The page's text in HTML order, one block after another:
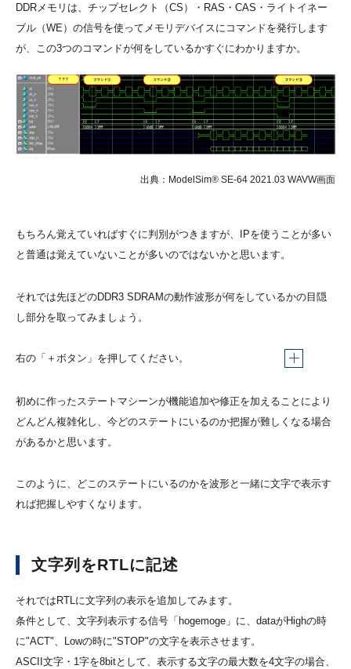
DDRメモリは、チップセレクト（CS）・RAS・CAS・ライトイネー
ブル（WE）の信号を使ってメモリデバイスにコマンドを発行します
が、この3つのコマンドが何をしているかすぐにわかりますか。
出典：ModelSim® SE-64 2021.03 WAVW画面
もちろん覚えていればすぐに判別がつきますが、IPを使うことが多い
と普通は覚えていないことが多いのではないかと思います。
それでは先ほどのDDR3 SDRAMの動作波形が何をしているかの目隠
し部分を取ってみましょう。
右の「＋ボタン」を押してください。
初めに作ったステートマシーンが機能追加や修正を加えることにより
どんどん複雑化し、今どのステートにいるのか把握が難しくなる場合
があるかと思います。
このように、どこのステートにいるのかを波形と一緒に文字で表示す
れば把握しやすくなります。
文字列をRTLに記述
それではRTLに文字列の表示を追加してみます。
条件として、文字列表示する信号「hogemoge」に、dataがHighの時
に"ACT"、Lowの時に"STOP"の文字を表示させます。
ASCII文字・1字を8bitとして、表示する文字の最大数を4文字の場合、